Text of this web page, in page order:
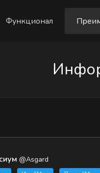
Функционал
@Asgard